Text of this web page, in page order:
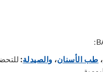
، طب الأسنان، والصيدلة: